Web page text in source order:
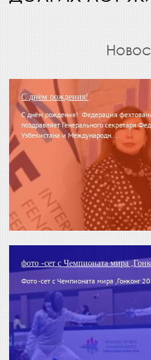
С днём рождения!
С днём рождения! Федерация
поздравляет Генерального секретаря
Узбекистана и Международн...
фото -сет с Чемпионата мира
Фото -сет с Чемпионата мира ,Гонконг